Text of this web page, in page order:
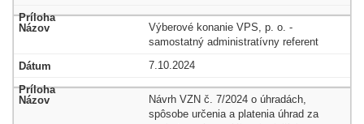
Výberové konanie VPS, p. o. -
samostatný administratívny referent
7.10.2024
Návrh VZN č. 7/2024 o úhradách,
spôsobe určenia a platenia úhrad za